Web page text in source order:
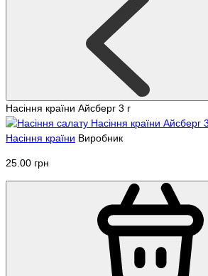
Насіння країни Айсберг 3 г
Насіння країни Виробник
25.00 грн